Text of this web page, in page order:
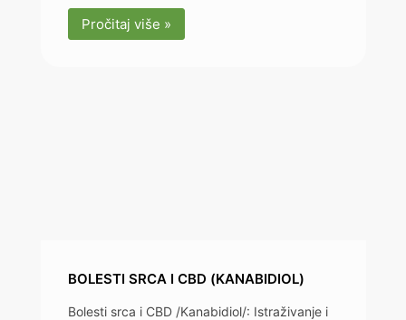
Pročitaj više »
BOLESTI SRCA I CBD (KANABIDIOL)
Bolesti srca i CBD /Kanabidiol/: Istraživanje i